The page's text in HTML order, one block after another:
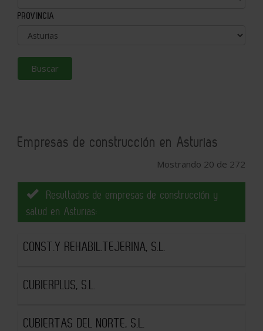
PROVINCIA
Buscar
Empresas de construcción en Asturias
Mostrando 20 de 272
Resultados de empresas de construcción y
salud en Asturias:
CONST.Y REHABIL.TEJERINA, S.L.
CUBIERPLUS, S.L.
CUBIERTAS DEL NORTE, S.L.